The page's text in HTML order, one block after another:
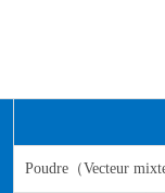
Poudre（Vecteur